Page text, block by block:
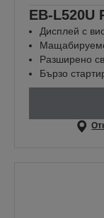
EB-L520U
Дисплей с
Разширено
Бързо